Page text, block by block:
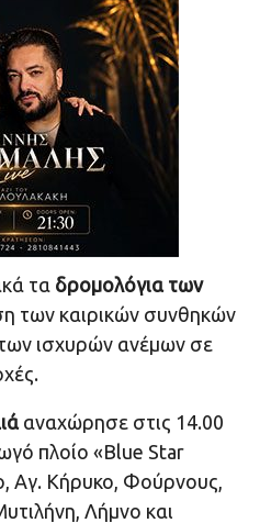
τα δρομολόγια των
των καιρικών συνθηκών
ισχυρών ανέμων σε
αναχώρησε στις 14.00
πλοίο «Blue Star
Αγ. Κήρυκο, Φούρνους,
Λήμνο και